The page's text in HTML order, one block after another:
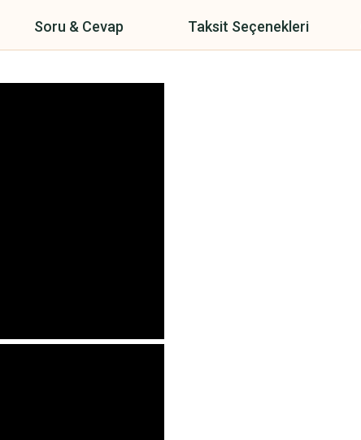
Soru & Cevap Taksit Seçenekleri